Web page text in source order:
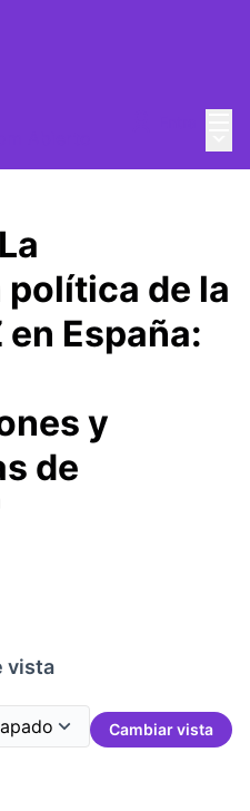
Abierto
de la
España:
y
de
vista
Cambiar vista